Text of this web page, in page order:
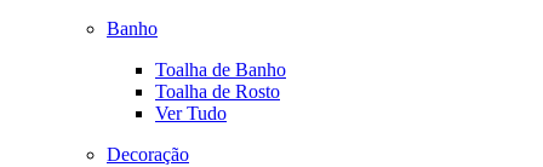
Banho
Toalha de Banho
Toalha de Rosto
Ver Tudo
Decoração